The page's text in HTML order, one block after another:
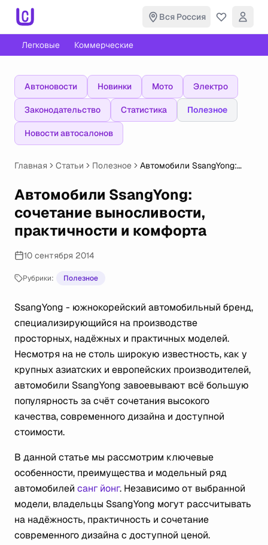
Вся Россия
Легковые Коммерческие
Автоновости Новинки Мото Электро
Законодательство Статистика Полезное
Новости автосалонов
Главная Статьи Полезное
Автомобили SsangYong:
практичности и комфорта
Автомобили SsangYong:
сочетание выносливости,
практичности и комфорта
10 сентября 2014
Рубрики: Полезное
SsangYong - южнокорейский автомобильный бренд,
специализирующийся на производстве
просторных, надёжных и практичных моделей.
Несмотря на не столь широкую известность, как у
крупных азиатских и европейских производителей,
автомобили SsangYong завоевывают всё большую
популярность за счёт сочетания высокого
качества, современного дизайна и доступной
стоимости.
В данной статье мы рассмотрим ключевые
особенности, преимущества и модельный ряд
автомобилей санг йонг. Независимо от выбранной
модели, владельцы SsangYong могут рассчитывать
на надёжность, практичность и сочетание
современного дизайна с доступной ценой.